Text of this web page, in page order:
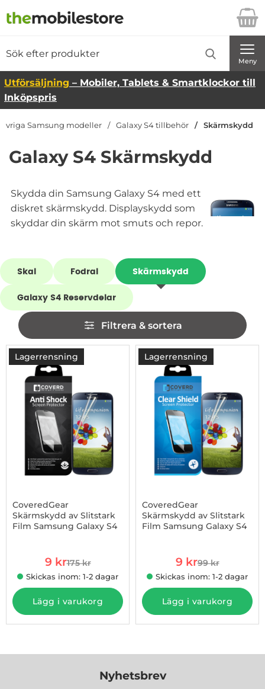
Startsidan för Danira Telecom AB
Meny
Utförsäljning – Mobiler, Tablets & Smartklockor till
Inköpspris
Övriga Samsung modeller Galaxy S4 tillbehör Skärmskydd
Galaxy S4 Skärmskydd
Skydda din Samsung Galaxy S4 med ett
diskret skärmskydd. Displayskydd som
skyddar din skärm mot smuts och repor.
Underkategorier
Skal Fodral Skärmskydd
Galaxy S4 Reservdelar
Hoppa
över
filtersektionen
Filtrera & sortera
Filtrera & sortera
produktlista
Lagerrensning
-95%
CoveredGear
Skärmskydd av Slitstark
Film Samsung Galaxy S4
rea pris
9 krtidigare pris
175 kr
Skickas inom: 1-2 dagar
Lägg i varukorg
Lagerrensning
CoveredGear
Skärmskydd av Slitstark
Film Samsung Galaxy S4
rea pris
9 krtidigare pris
99 kr
Skickas inom: 1-2 dagar
Lägg i varukorg
Nyhetsbrev